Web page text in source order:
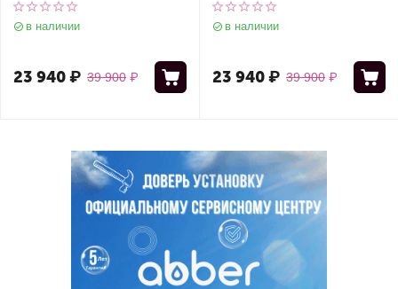
в наличии
39 900 ₽
23 940₽
в наличии
39 900 ₽
23 940₽